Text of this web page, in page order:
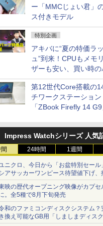
ー「MMCじょい君」
ス付きモデル
特別企画
アキバに“夏の特価ラ
ュ”到来！CPUもメモ
ザーも安い、買い時の
は？【8月7日(金)22時
第12世代Core搭載の
チワークステーション
「ZBook Firefly 14
セール
Impress Watchシリーズ 人気
24時間 1週間
ニクロ、今日から「お盆特別セール
アサッカーワンピース待望値下げ、
ョーツは1990円に
映の歴代オープニング映像がカプセ
。全5種で8月下旬発売
和のファミコンディスクシステム？
換え可能なGB用「しましまディス
」